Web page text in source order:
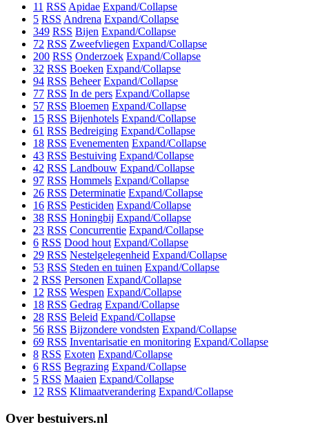
11 RSS Apidae Expand/Collapse
5 RSS Andrena Expand/Collapse
349 RSS Bijen Expand/Collapse
72 RSS Zweefvliegen Expand/Collapse
200 RSS Onderzoek Expand/Collapse
32 RSS Boeken Expand/Collapse
94 RSS Beheer Expand/Collapse
77 RSS In de pers Expand/Collapse
57 RSS Bloemen Expand/Collapse
15 RSS Bijenhotels Expand/Collapse
61 RSS Bedreiging Expand/Collapse
18 RSS Evenementen Expand/Collapse
43 RSS Bestuiving Expand/Collapse
42 RSS Landbouw Expand/Collapse
97 RSS Hommels Expand/Collapse
26 RSS Determinatie Expand/Collapse
16 RSS Pesticiden Expand/Collapse
38 RSS Honingbij Expand/Collapse
23 RSS Concurrentie Expand/Collapse
6 RSS Dood hout Expand/Collapse
29 RSS Nestelgelegenheid Expand/Collapse
53 RSS Steden en tuinen Expand/Collapse
2 RSS Personen Expand/Collapse
12 RSS Wespen Expand/Collapse
18 RSS Gedrag Expand/Collapse
28 RSS Beleid Expand/Collapse
56 RSS Bijzondere vondsten Expand/Collapse
69 RSS Inventarisatie en monitoring Expand/Collapse
8 RSS Exoten Expand/Collapse
6 RSS Begrazing Expand/Collapse
5 RSS Maaien Expand/Collapse
12 RSS Klimaatverandering Expand/Collapse
Over bestuivers.nl